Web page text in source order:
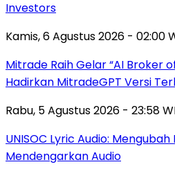
Investors
Kamis, 6 Agustus 2026 - 02:00
Mitrade Raih Gelar “AI Broker
Hadirkan MitradeGPT Versi
Rabu, 5 Agustus 2026 - 23:58
UNISOC Lyric Audio:
Mendengarkan Audio